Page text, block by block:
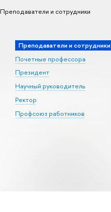
Преподаватели и сотрудники
Преподаватели и сотрудники
Почетные профессора
Президент
Научный руководитель
Ректор
Профсоюз работников